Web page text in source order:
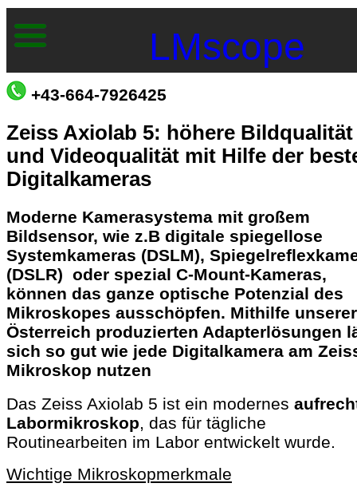
LMscope
+43-664-7926425
Zeiss Axiolab 5: höhere Bildqualität
und Videoqualität mit Hilfe der
Digitalkameras
Moderne Kamerasystema mit großem
Bildsensor, wie z.B digitale spiegellose
Systemkameras (DSLM),
(DSLR) oder spezial C-Mount-Kameras,
können das ganze optische Potenzial des
Mikroskopes ausschöpfen. Mithilfe
Österreich produzierten Adapterlösungen
sich so gut wie jede Digitalkamera am
Mikroskop nutzen
Das Zeiss Axiolab 5 ist ein modernes
Labormikroskop, das für tägliche
Routinearbeiten im Labor entwickelt wurde.
Wichtige Mikroskopmerkmale